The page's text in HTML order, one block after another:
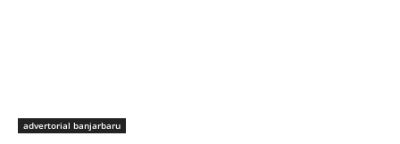
advertorial banjarbaru